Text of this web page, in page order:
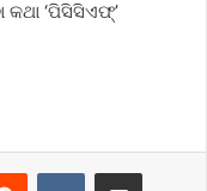
କଥା ‘ପିସିସିଏଫ୍‌’